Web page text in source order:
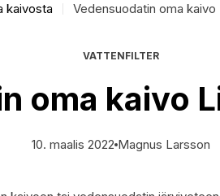
kaivosta Vedensuodatin oma kaivo
VATTENFILTER
oma kaivo
10. maalis 2022 Magnus Larsson